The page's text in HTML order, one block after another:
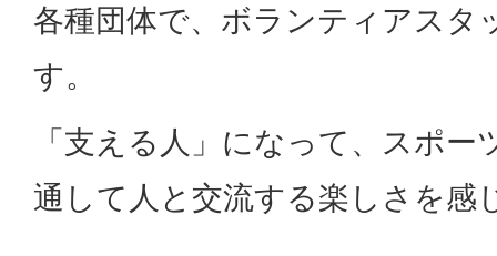
各種団体で、ボランティアスタ
す。
「支える人」になって、スポ
通して人と交流する楽しさを感